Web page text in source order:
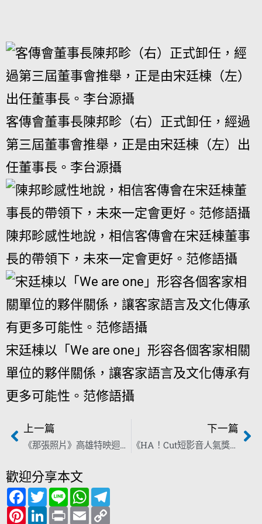
客傳會董事長陳邦畛（右）正式卸任，經過
第三屆董事會推舉，正是由宋廷棟（左）出
任董事長。李台源攝
陳邦畛感性地說，相信客傳會在宋廷棟董事
長的帶領下，未來一定會更好。范修語攝
宋廷棟以「We are one」形容各個客家相關
單位的夥伴關係，讓客家語言及文化傳承有
更多可能性。范修語攝
上一篇
《那張照片》高雄特映迴響熱烈 「愛情包裹歷史，更有溫度」
下一篇
《HA！Cut短影音人氣獎》總觀看破6萬 完整獲獎名單一次看
歡迎分享本文
F
a
c
e
T
w
i
t
L
i
n
e
W
h
a
t
P
i
L
i
P
r
E
m